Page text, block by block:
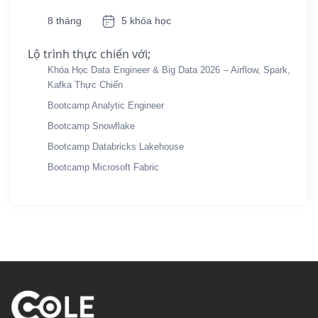
8 tháng 5 khóa học
Lộ trình thực chiến với;
Khóa Học Data Engineer & Big Data 2026 – Airflow, Spark,
Kafka Thực Chiến
Bootcamp Analytic Engineer
Bootcamp Snowflake
Bootcamp Databricks Lakehouse
Bootcamp Microsoft Fabric